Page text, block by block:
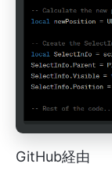
GitHub経由